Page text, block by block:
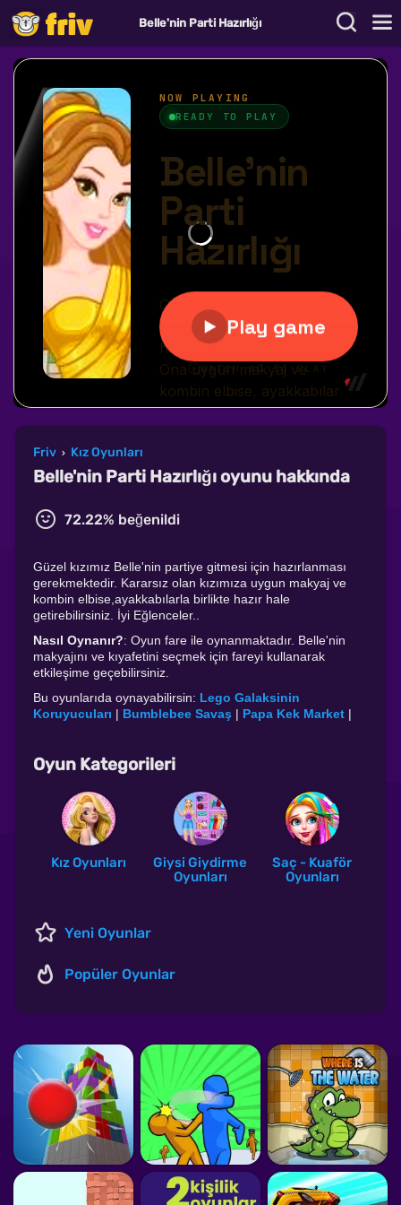
Belle'nin Parti Hazırlığı
Friv › Kız Oyunları
Belle'nin Parti Hazırlığı oyunu hakkında
72.22% beğenildi
Güzel kızımız Belle'nin partiye gitmesi için hazırlanması
gerekmektedir. Kararsız olan kızımıza uygun makyaj ve
kombin elbise,ayakkabılarla birlikte hazır hale
getirebilirsiniz. İyi Eğlenceler..
Nasıl Oynanır?: Oyun fare ile oynanmaktadır. Belle'nin
makyajını ve kıyafetini seçmek için fareyi kullanarak
etkileşime geçebilirsiniz.
Bu oyunlarıda oynayabilirsin: Lego Galaksinin
Koruyucuları | Bumblebee Savaş | Papa Kek Market |
Oyun Kategorileri
Kız Oyunları
Giysi Giydirme
Oyunları
Saç - Kuaför
Oyunları
Yeni Oyunlar
Popüler Oyunlar